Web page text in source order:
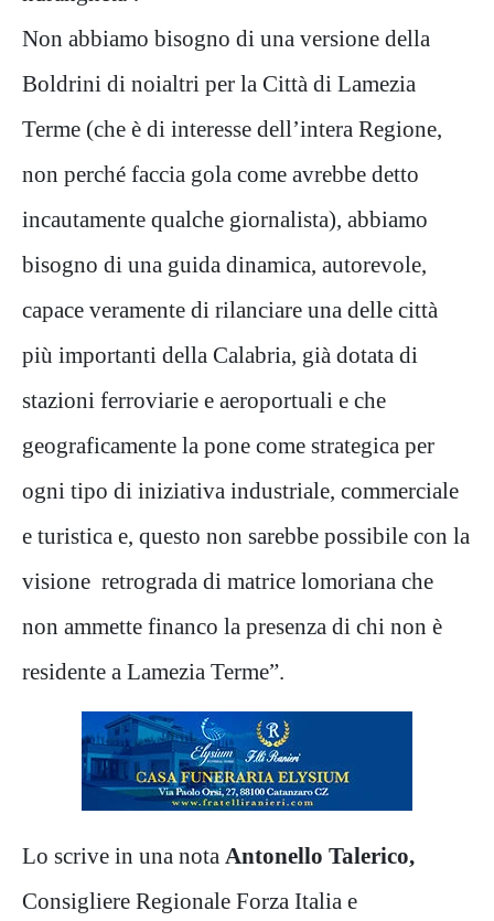
Non abbiamo bisogno di una versione della
Boldrini di noialtri per la Città di Lamezia
Terme (che è di interesse dell’intera Regione,
non perché faccia gola come avrebbe detto
incautamente qualche giornalista), abbiamo
bisogno di una guida dinamica, autorevole,
capace veramente di rilanciare una delle città
più importanti della Calabria, già dotata di
stazioni ferroviarie e aeroportuali e che
geograficamente la pone come strategica per
ogni tipo di iniziativa industriale, commerciale
e turistica e, questo non sarebbe possibile con la
visione retrograda di matrice lomoriana che
non ammette financo la presenza di chi non è
residente a Lamezia Terme”.
Lo scrive in una nota Antonello Talerico,
Consigliere Regionale Forza Italia e